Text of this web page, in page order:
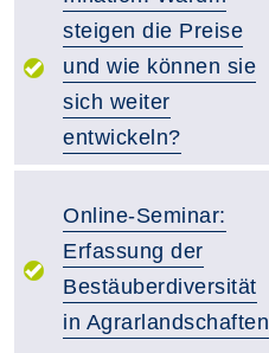
steigen die Preise
und wie können sie
sich weiter
entwickeln?
Online-Seminar:
Erfassung der
Bestäuberdiversität
in Agrarlandschaften